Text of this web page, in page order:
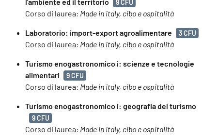
9 CFU
Corso di laurea: Made in italy, cibo e ospitalità
Laboratorio: import-export agroalimentare 3 CFU
Corso di laurea: Made in italy, cibo e ospitalità
Turismo enogastronomico i: scienze e tecnologie
alimentari
9 CFU
Corso di laurea: Made in italy, cibo e ospitalità
Turismo enogastronomico i: geografia del turismo
9 CFU
Corso di laurea: Made in italy, cibo e ospitalità